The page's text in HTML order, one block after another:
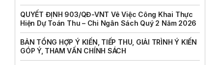
QUYẾT ĐỊNH 903/QĐ-VNT Vê Việc Công Khai Thực
Hiện Dự Toán Thu – Chi Ngân Sách Quý 2 Năm 2026
BẢN TỔNG HỢP Ý KIẾN, TIẾP THU, GIẢI TRÌNH Ý KIẾN
GÓP Ý, THAM VẤN CHÍNH SÁCH